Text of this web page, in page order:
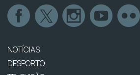
NOTÍCIAS
DESPORTO